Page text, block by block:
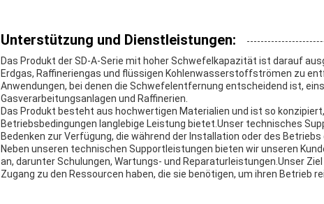
Unterstützung und Dienstleistungen:
Das Produkt der SD-A-Serie mit hoher Schwefelkapazität ist darauf
Erdgas, Raffineriengas und flüssigen Kohlenwasserstoffströmen zu
Anwendungen, bei denen die Schwefelentfernung entscheidend ist,
Gasverarbeitungsanlagen und Raffinerien.
Das Produkt besteht aus hochwertigen Materialien und ist so
Betriebsbedingungen langlebige Leistung bietet.Unser technisches
Bedenken zur Verfügung, die während der Installation oder des
Neben unseren technischen Supportleistungen bieten wir unseren
an, darunter Schulungen, Wartungs- und Reparaturleistungen.Unser
Zugang zu den Ressourcen haben, die sie benötigen, um ihren Betrieb